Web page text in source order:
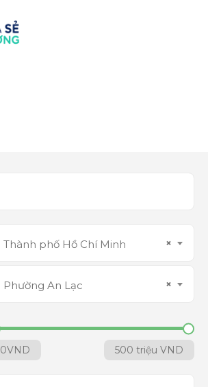
×
Thành phố Hồ Chí Minh
×
Phường An Lạc
0VND 500 triệu VND